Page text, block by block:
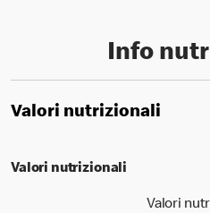
Info
Valori nutrizionali
Valori nutrizionali
Valori